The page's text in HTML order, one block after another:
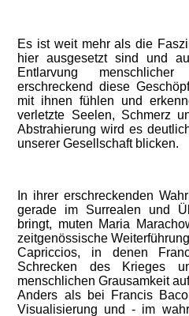
Es ist weit mehr als die
hier ausgesetzt sind und
Entlarvung
erschreckend diese
mit ihnen fühlen und
verletzte Seelen, Schmerz
Abstrahierung wird es
unserer Gesellschaft blicken.
In ihrer erschreckenden
gerade im Surrealen und
bringt, muten Maria
zeitgenössische
Capriccios, in denen
Schrecken des Krieges
menschlichen Grausamkeit
Anders als bei Francis
Visualisierung und - im